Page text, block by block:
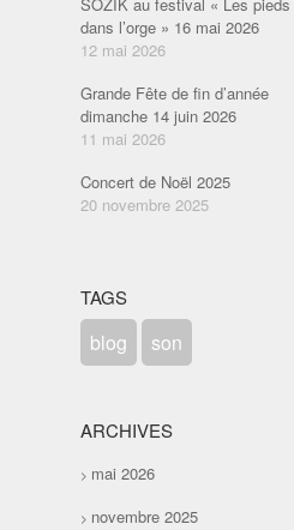
dans l’orge » 16 mai 2026
12 mai 2026
Grande Fête de fin d’année
dimanche 14 juin 2026
11 mai 2026
Concert de Noël 2025
20 novembre 2025
TAGS
blog son
ARCHIVES
mai 2026
novembre 2025